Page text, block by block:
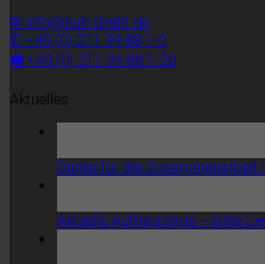
✉ info@kuk-direkt.de
✆ +49 (0) 211 99 88 1-0
🖷 +49 (0) 211 99 88 1-20
Aktuelles
Danke für die Zusammenarbeit
Aktuelle Auftragslage – bitte